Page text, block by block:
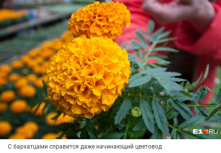
С бархатцами справится даже начинающий цветовод